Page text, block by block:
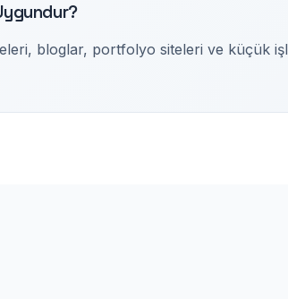
bloglar, portfolyo siteleri ve küçük